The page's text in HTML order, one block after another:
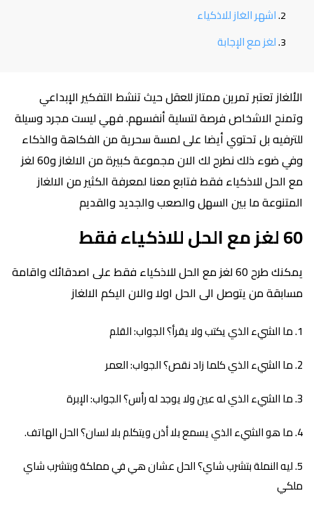
اشهر الغاز للاذكياء
لغز مع الإجابة
الألغاز تعتبر تمرين ممتاز للعقل حيث تنشط التفكير الإبداعي
وتمنح الاشخاص فرصة لتسلية أنفسهم. فهي ليست مجرد وسيلة
للترفيه بل تحتوي أيضا على لمسة سحرية من الفكاهة والذكاء
وفي ضوء ذلك نطرح لك الان مجموعة كبيرة من الالغاز و60 لغز
مع الحل للاذكياء فقط فتابع معنا لمعرفة الكثير من الالغاز
المتنوعة ما بين السهل والصعب والجديد والقديم
60 لغز مع الحل للاذكياء فقط
يمكنك طرح 60 لغز مع الحل للاذكياء فقط على اصدقائك واقامة
مسابقة من يتوصل الى الحل اولا والان اليكم الالغاز
ما الشيء الذي يكتب ولا يقرأ؟ الجواب: القلم
ما الشيء الذي كلما زاد نقص؟ الجواب: العمر
ما الشيء الذي له عين ولا يوجد له رأس؟ الجواب: الإبرة
ما هو الشيء الذي يسمع بلا أذن ويتكلم بلا لسان؟ الحل الهاتف.
ليه النملة بتشرب شاي؟ الحل عشان هي في مملكة وبتشرب شاي
ملكي